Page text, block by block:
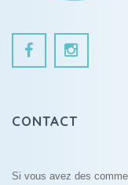
CONTACT
Si vous avez des